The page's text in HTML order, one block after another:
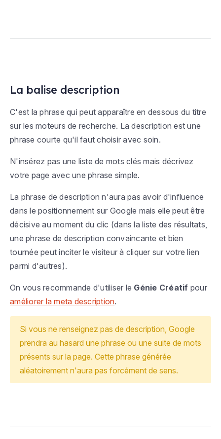
La balise description
C'est la phrase qui peut apparaître en dessous du titre
sur les moteurs de recherche. La description est une
phrase courte qu'il faut choisir avec soin.
N'insérez pas une liste de mots clés mais décrivez
votre page avec une phrase simple.
La phrase de description n'aura pas avoir d'influence
dans le positionnement sur Google mais elle peut être
décisive au moment du clic (dans la liste des résultats,
une phrase de description convaincante et bien
tournée peut inciter le visiteur à cliquer sur votre lien
parmi d'autres).
On vous recommande d'utiliser le Génie Créatif pour
améliorer la meta description.
Si vous ne renseignez pas de description, Google
prendra au hasard une phrase ou une suite de mots
présents sur la page. Cette phrase générée
aléatoirement n'aura pas forcément de sens.